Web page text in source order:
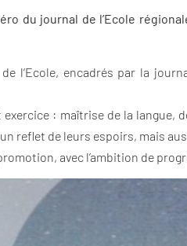
du journal de l’Ecole
l’Ecole, encadrés par la
: maîtrise de la
de leurs espoirs, mais
avec l’ambition de